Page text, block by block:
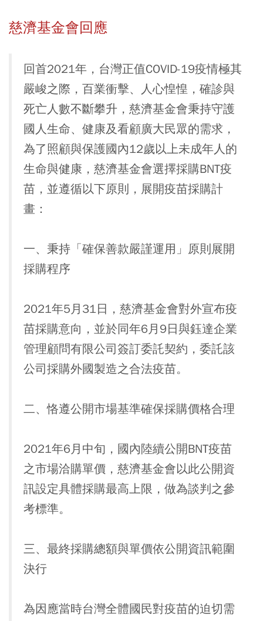
慈濟基金會回應
回首2021年，台灣正值COVID-19疫情極其
嚴峻之際，百業衝擊、人心惶惶，確診與
死亡人數不斷攀升，慈濟基金會秉持守護
國人生命、健康及看顧廣大民眾的需求，
為了照顧與保護國內12歲以上未成年人的
生命與健康，慈濟基金會選擇採購BNT疫
苗，並遵循以下原則，展開疫苗採購計
畫：
一、秉持「確保善款嚴謹運用」原則展開
採購程序
2021年5月31日，慈濟基金會對外宣布疫
苗採購意向，並於同年6月9日與鈺達企業
管理顧問有限公司簽訂委託契約，委託該
公司採購外國製造之合法疫苗。
二、恪遵公開市場基準確保採購價格合理
2021年6月中旬，國內陸續公開BNT疫苗
之市場洽購單價，慈濟基金會以此公開資
訊設定具體採購最高上限，做為談判之參
考標準。
三、最終採購總額與單價依公開資訊範圍
決行
為因應當時台灣全體國民對疫苗的迫切需